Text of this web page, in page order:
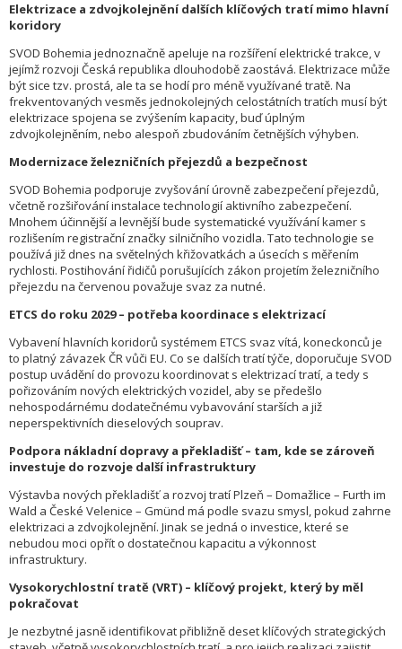
Elektrizace a zdvojkolejnění dalších klíčových tratí mimo hlavní
koridory
SVOD Bohemia jednoznačně apeluje na rozšíření elektrické trakce, v
jejímž rozvoji Česká republika dlouhodobě zaostává. Elektrizace může
být sice tzv. prostá, ale ta se hodí pro méně využívané tratě. Na
frekventovaných vesměs jednokolejných celostátních tratích musí být
elektrizace spojena se zvýšením kapacity, buď úplným
zdvojkolejněním, nebo alespoň zbudováním četnějších výhyben.
Modernizace železničních přejezdů a bezpečnost
SVOD Bohemia podporuje zvyšování úrovně zabezpečení přejezdů,
včetně rozšiřování instalace technologií aktivního zabezpečení.
Mnohem účinnější a levnější bude systematické využívání kamer s
rozlišením registrační značky silničního vozidla. Tato technologie se
používá již dnes na světelných křižovatkách a úsecích s měřením
rychlosti. Postihování řidičů porušujících zákon projetím železničního
přejezdu na červenou považuje svaz za nutné.
ETCS do roku 2029 – potřeba koordinace s elektrizací
Vybavení hlavních koridorů systémem ETCS svaz vítá, koneckonců je
to platný závazek ČR vůči EU. Co se dalších tratí týče, doporučuje SVOD
postup uvádění do provozu koordinovat s elektrizací tratí, a tedy s
pořizováním nových elektrických vozidel, aby se předešlo
nehospodárnému dodatečnému vybavování starších a již
neperspektivních dieselových souprav.
Podpora nákladní dopravy a překladišť – tam, kde se zároveň
investuje do rozvoje další infrastruktury
Výstavba nových překladišť a rozvoj tratí Plzeň – Domažlice – Furth im
Wald a České Velenice – Gmünd má podle svazu smysl, pokud zahrne
elektrizaci a zdvojkolejnění. Jinak se jedná o investice, které se
nebudou moci opřít o dostatečnou kapacitu a výkonnost
infrastruktury.
Vysokorychlostní tratě (VRT) – klíčový projekt, který by měl
pokračovat
Je nezbytné jasně identifikovat přibližně deset klíčových strategických